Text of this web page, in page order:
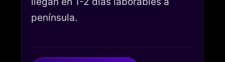
península.